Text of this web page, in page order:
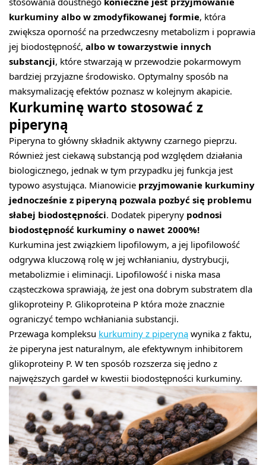
stosowania doustnego konieczne jest przyjmowanie
kurkuminy albo w zmodyfikowanej formie, która
zwiększa oporność na przedwczesny metabolizm i poprawia
jej biodostępność, albo w towarzystwie innych
substancji, które stwarzają w przewodzie pokarmowym
bardziej przyjazne środowisko. Optymalny sposób na
maksymalizację efektów poznasz w kolejnym akapicie.
Kurkuminę warto stosować z
piperyną
Piperyna to główny składnik aktywny czarnego pieprzu.
Również jest ciekawą substancją pod względem działania
biologicznego, jednak w tym przypadku jej funkcja jest
typowo asystująca. Mianowicie przyjmowanie kurkuminy
jednocześnie z piperyną pozwala pozbyć się problemu
słabej biodostępności. Dodatek piperyny podnosi
biodostępność kurkuminy o nawet 2000%!
Kurkumina jest związkiem lipofilowym, a jej lipofilowość
odgrywa kluczową rolę w jej wchłanianiu, dystrybucji,
metabolizmie i eliminacji. Lipofilowość i niska masa
cząsteczkowa sprawiają, że jest ona dobrym substratem dla
glikoproteiny P. Glikoproteina P która może znacznie
ograniczyć tempo wchłaniania substancji.
Przewaga kompleksu kurkuminy z piperyną wynika z faktu,
że piperyna jest naturalnym, ale efektywnym inhibitorem
glikoproteiny P. W ten sposób rozszerza się jedno z
najwęższych gardeł w kwestii biodostępności kurkuminy.